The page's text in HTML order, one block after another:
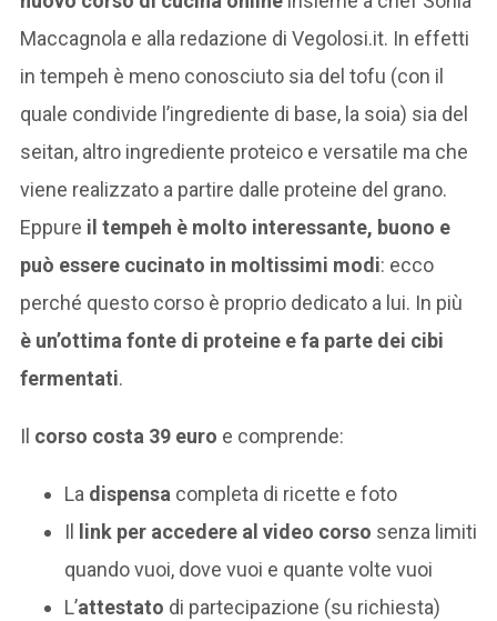
Maccagnola e alla redazione di Vegolosi.it. In effetti
in tempeh è meno conosciuto sia del tofu (con il
quale condivide l’ingrediente di base, la soia) sia del
seitan, altro ingrediente proteico e versatile ma che
viene realizzato a partire dalle proteine del grano.
Eppure il tempeh è molto interessante, buono e
può essere cucinato in moltissimi modi: ecco
perché questo corso è proprio dedicato a lui. In più
è un’ottima fonte di proteine e fa parte dei cibi
fermentati.
Il corso costa 39 euro e comprende:
La dispensa completa di ricette e foto
Il
link per accedere al video corso senza limiti
quando vuoi, dove vuoi e quante volte vuoi
L’attestato di partecipazione (su richiesta)